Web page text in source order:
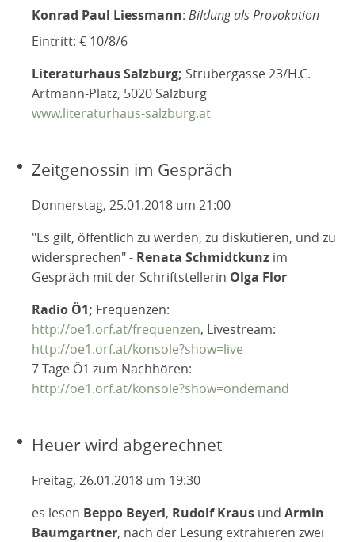
Konrad Paul Liessmann: Bildung als Provokation
Eintritt: € 10/8/6
Literaturhaus Salzburg; Strubergasse 23/H.C.
Artmann-Platz, 5020 Salzburg
www.literaturhaus-salzburg.at
Zeitgenossin im Gespräch
Donnerstag, 25.01.2018 um 21:00
"Es gilt, öffentlich zu werden, zu diskutieren, und zu
widersprechen" - Renata Schmidtkunz im
Gespräch mit der Schriftstellerin Olga Flor
Radio Ö1; Frequenzen:
http://oe1.orf.at/frequenzen, Livestream:
http://oe1.orf.at/konsole?show=live
7 Tage Ö1 zum Nachhören:
http://oe1.orf.at/konsole?show=ondemand
Heuer wird abgerechnet
Freitag, 26.01.2018 um 19:30
es lesen Beppo Beyerl, Rudolf Kraus und Armin
Baumgartner, nach der Lesung extrahieren zwei